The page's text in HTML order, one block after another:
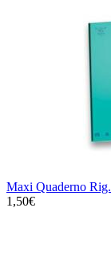
Maxi Quaderno
1,50€